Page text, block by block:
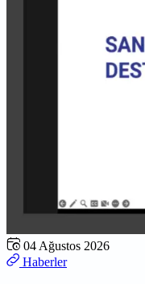
04 Ağustos 2026
Haberler